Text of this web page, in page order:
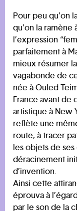
Pour peu qu’on
qu’on la ramène
l’expression
parfaitement à
mieux résumer
vagabonde de
née à Ouled
France avant de
artistique à New
reflète une
route, à tracer
les objets de ses
déracinement
d’invention.
Ainsi cette
éprouva à
par le son de la